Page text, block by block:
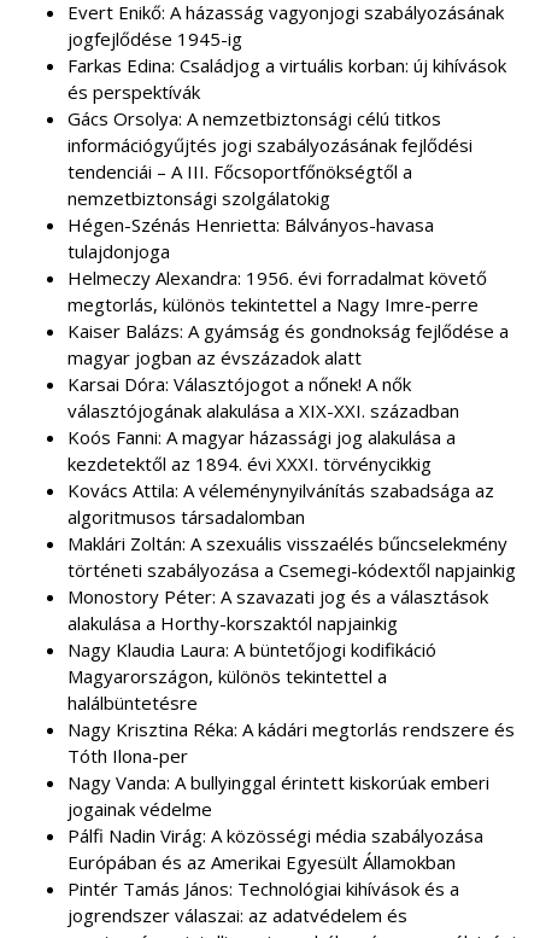
Evert Enikő: A házasság vagyonjogi szabályozásának
jogfejlődése 1945-ig
Farkas Edina: Családjog a virtuális korban: új kihívások
és perspektívák
Gács Orsolya: A nemzetbiztonsági célú titkos
információgyűjtés jogi szabályozásának fejlődési
tendenciái – A III. Főcsoportfőnökségtől a
nemzetbiztonsági szolgálatokig
Hégen-Szénás Henrietta: Bálványos-havasa
tulajdonjoga
Helmeczy Alexandra: 1956. évi forradalmat követő
megtorlás, különös tekintettel a Nagy Imre-perre
Kaiser Balázs: A gyámság és gondnokság fejlődése a
magyar jogban az évszázadok alatt
Karsai Dóra: Választójogot a nőnek! A nők
választójogának alakulása a XIX-XXI. században
Koós Fanni: A magyar házassági jog alakulása a
kezdetektől az 1894. évi XXXI. törvénycikkig
Kovács Attila: A véleménynyilvánítás szabadsága az
algoritmusos társadalomban
Maklári Zoltán: A szexuális visszaélés bűncselekmény
történeti szabályozása a Csemegi-kódextől napjainkig
Monostory Péter: A szavazati jog és a választások
alakulása a Horthy-korszaktól napjainkig
Nagy Klaudia Laura: A büntetőjogi kodifikáció
Magyarországon, különös tekintettel a
halálbüntetésre
Nagy Krisztina Réka: A kádári megtorlás rendszere és
Tóth Ilona-per
Nagy Vanda: A bullyinggal érintett kiskorúak emberi
jogainak védelme
Pálfi Nadin Virág: A közösségi média szabályozása
Európában és az Amerikai Egyesült Államokban
Pintér Tamás János: Technológiai kihívások és a
jogrendszer válaszai: az adatvédelem és